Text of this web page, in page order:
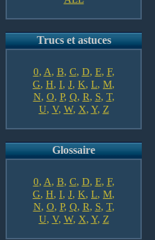
Trucs et astuces
0, A, B, C, D, E, F,
G, H, I, J, K, L, M,
N, O, P, Q, R, S, T,
U, V, W, X, Y, Z
Glossaire
0, A, B, C, D, E, F,
G, H, I, J, K, L, M,
N, O, P, Q, R, S, T,
U, V, W, X, Y, Z